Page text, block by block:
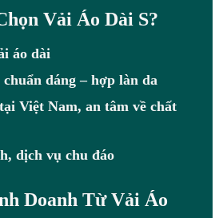
Vải Áo Dài S?
áo dài
dáng – hợp làn da
Việt Nam, an tâm về chất
dịch vụ chu đáo
Doanh Từ Vải Áo